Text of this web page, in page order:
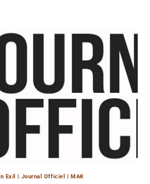
Exil | Journal Officiel | MAK